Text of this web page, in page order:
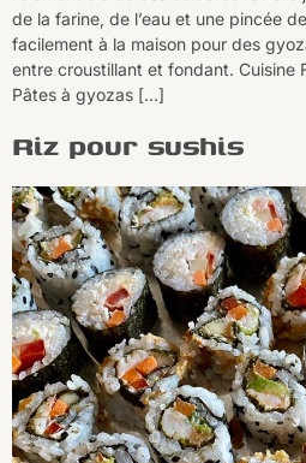
de la farine, de l’eau et une pincée
facilement à la maison pour des
entre croustillant et fondant. Cuisine
Pâtes à gyozas […]
Riz pour sushis